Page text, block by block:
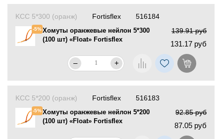
516184
KCC 5*300 (оранж)
-5%Хомуты оранжевые нейлон 5*300
(100 шт) «Float» Fortisflex
139.91 руб
131.17 руб
Fortisflex
– +
516183
KCC 5*200 (оранж)
-5%Хомуты оранжевые нейлон 5*200
(100 шт) «Float» Fortisflex
92.85 руб
87.05 руб
Fortisflex